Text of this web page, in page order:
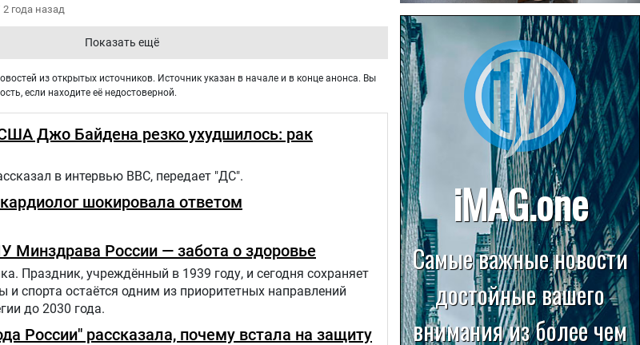
2 года назад
Показать ещё
из открытых источников. Источник указан в начале и в конце анонса. Вы
если находите её недостоверной.
Джо Байдена резко ухудшилось: рак
в интервью BBC, передает "ДС".
шокировала ответом
Минздрава России — забота о здоровье
Праздник, учреждённый в 1939 году, и сегодня сохраняет
спорта остаётся одним из приоритетных направлений
до 2030 года.
России" рассказала, почему встала на защиту
22.07.2026
Больница в Спирово работает
без рентгеновского кабинета